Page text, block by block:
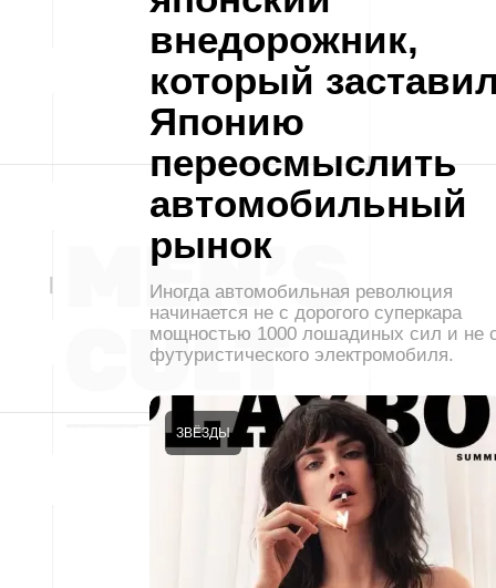
внедорожник,
который
Японию
переосмыслить
автомобильный
рынок
Иногда автомобильная революция
начинается не с дорогого суперкара
мощностью 1000 лошадиных сил и не
футуристического электромобиля.
ЗВЁЗДЫ